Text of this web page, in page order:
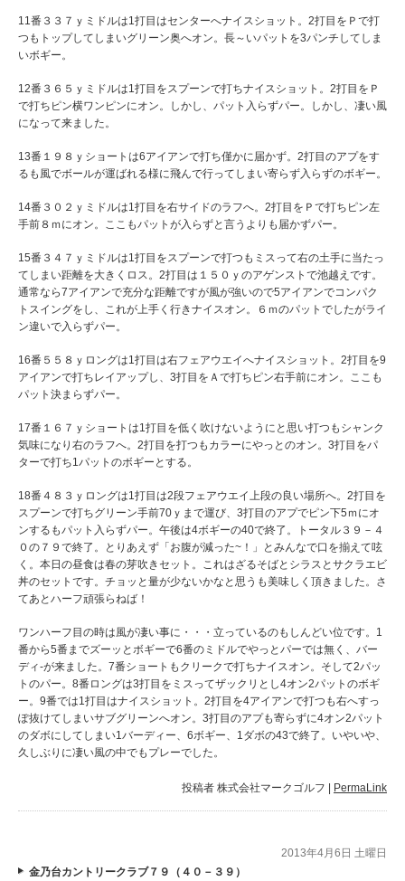
11番３３７ｙミドルは1打目はセンターへナイスショット。2打目をＰで打
つもトップしてしまいグリーン奥へオン。長～いパットを3パンチしてしま
いボギー。
12番３６５ｙミドルは1打目をスプーンで打ちナイスショット。2打目をＰ
で打ちピン横ワンピンにオン。しかし、パット入らずパー。しかし、凄い風
になって来ました。
13番１９８ｙショートは6アイアンで打ち僅かに届かず。2打目のアプをす
るも風でボールが運ばれる様に飛んで行ってしまい寄らず入らずのボギー。
14番３０２ｙミドルは1打目を右サイドのラフへ。2打目をＰで打ちピン左
手前８ｍにオン。ここもパットが入らずと言うよりも届かずパー。
15番３４７ｙミドルは1打目をスプーンで打つもミスって右の土手に当たっ
てしまい距離を大きくロス。2打目は１５０ｙのアゲンストで池越えです。
通常なら7アイアンで充分な距離ですが風が強いので5アイアンでコンパク
トスイングをし、これが上手く行きナイスオン。６ｍのパットでしたがライ
ン違いで入らずパー。
16番５５８ｙロングは1打目は右フェアウエイへナイスショット。2打目を9
アイアンで打ちレイアップし、3打目をＡで打ちピン右手前にオン。ここも
パット決まらずパー。
17番１６７ｙショートは1打目を低く吹けないようにと思い打つもシャンク
気味になり右のラフへ。2打目を打つもカラーにやっとのオン。3打目をパ
ターで打ち1パットのボギーとする。
18番４８３ｙロングは1打目は2段フェアウエイ上段の良い場所へ。2打目を
スプーンで打ちグリーン手前70ｙまで運び、3打目のアプでピン下5ｍにオ
ンするもパット入らずパー。午後は4ボギーの40で終了。トータル３９－４
０の７９で終了。とりあえず「お腹が減った~！」とみんなで口を揃えて呟
く。本日の昼食は春の芽吹きセット。これはざるそばとシラスとサクラエビ
丼のセットです。チョッと量が少ないかなと思うも美味しく頂きました。さ
てあとハーフ頑張らねば！
ワンハーフ目の時は風が凄い事に・・・立っているのもしんどい位です。1
番から5番までズーッとボギーで6番のミドルでやっとパーでは無く、バー
ディ-が来ました。7番ショートもクリークで打ちナイスオン。そして2パッ
トのパー。8番ロングは3打目をミスってザックリとし4オン2パットのボギ
ー。9番では1打目はナイスショット。2打目を4アイアンで打つも右へすっ
ぽ抜けてしまいサブグリーンへオン。3打目のアプも寄らずに4オン2パット
のダボにしてしまい1バーディー、6ボギー、1ダボの43で終了。いやいや、
久しぶりに凄い風の中でもプレーでした。
投稿者 株式会社マークゴルフ PermaLink
2013年4月6日 土曜日
金乃台カントリークラブ７９（４０－３９）